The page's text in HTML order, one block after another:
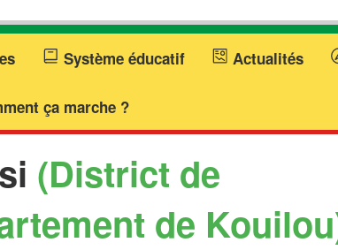
Système éducatif Actualités
ça marche ?
(District de
de